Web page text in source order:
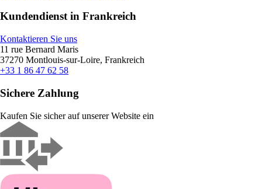
Kundendienst in Frankreich
Kontaktieren Sie uns
11 rue Bernard Maris
37270 Montlouis-sur-Loire, Frankreich
+33 1 86 47 62 58
Sichere Zahlung
Kaufen Sie sicher auf unserer Website ein